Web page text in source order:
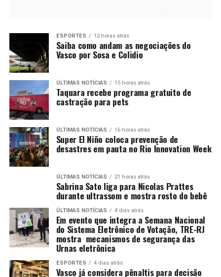
ESPORTES 12 horas atrás
Saiba como andam as negociações do
Vasco por Sosa e Colidio
ÚLTIMAS NOTÍCIAS 15 horas atrás
Taquara recebe programa gratuito de
castração para pets
ÚLTIMAS NOTÍCIAS 16 horas atrás
Super El Niño coloca prevenção de
desastres em pauta no Rio Innovation Week
ÚLTIMAS NOTÍCIAS 21 horas atrás
Sabrina Sato liga para Nicolas Prattes
durante ultrassom e mostra rosto do bebê
ÚLTIMAS NOTÍCIAS 4 dias atrás
Em evento que integra a Semana Nacional
do Sistema Eletrônico de Votação, TRE-RJ
mostra mecanismos de segurança das
Urnas eletrônica
ESPORTES 4 dias atrás
Vasco já considera pênaltis para decisão